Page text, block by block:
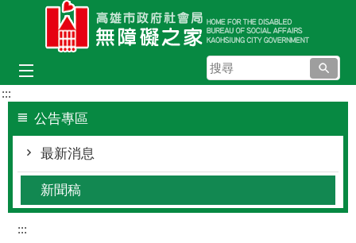
跳到主要內容區塊
搜
尋
:::
公告專區
最新消息
新聞稿
:::